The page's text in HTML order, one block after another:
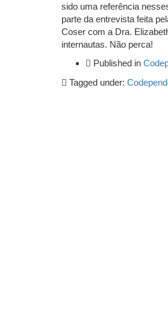
sido uma referência
parte da entrevista feita
Coser com a Dra.
internautas. Não perca!
Published in
Tagged under: